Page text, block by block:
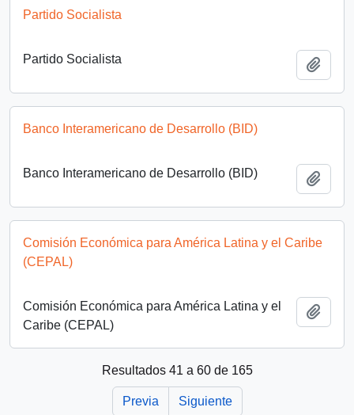
Partido Socialista
Partido Socialista
Banco Interamericano de Desarrollo (BID)
Banco Interamericano de Desarrollo (BID)
Comisión Económica para América Latina y el Caribe
(CEPAL)
Comisión Económica para América Latina y el
Caribe (CEPAL)
Resultados 41 a 60 de 165
Previa Siguiente